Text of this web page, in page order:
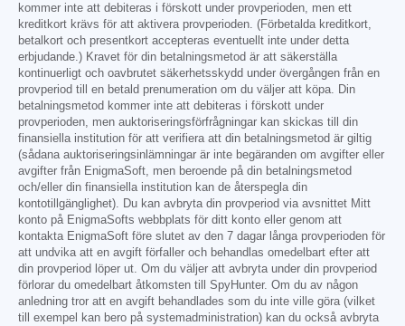
kommer inte att debiteras i förskott under provperioden, men ett
kreditkort krävs för att aktivera provperioden. (Förbetalda kreditkort,
betalkort och presentkort accepteras eventuellt inte under detta
erbjudande.) Kravet för din betalningsmetod är att säkerställa
kontinuerligt och oavbrutet säkerhetsskydd under övergången från en
provperiod till en betald prenumeration om du väljer att köpa. Din
betalningsmetod kommer inte att debiteras i förskott under
provperioden, men auktoriseringsförfrågningar kan skickas till din
finansiella institution för att verifiera att din betalningsmetod är giltig
(sådana auktoriseringsinlämningar är inte begäranden om avgifter eller
avgifter från EnigmaSoft, men beroende på din betalningsmetod
och/eller din finansiella institution kan de återspegla din
kontotillgänglighet). Du kan avbryta din provperiod via avsnittet Mitt
konto på EnigmaSofts webbplats för ditt konto eller genom att
kontakta EnigmaSoft före slutet av den 7 dagar långa provperioden för
att undvika att en avgift förfaller och behandlas omedelbart efter att
din provperiod löper ut. Om du väljer att avbryta under din provperiod
förlorar du omedelbart åtkomsten till SpyHunter. Om du av någon
anledning tror att en avgift behandlades som du inte ville göra (vilket
till exempel kan bero på systemadministration) kan du också avbryta